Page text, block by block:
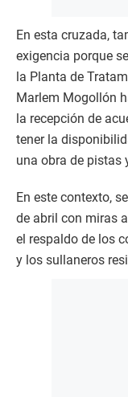
En esta cruzada,
exigencia porque
la Planta de
Marlem Mogollón
la recepción de
tener la
una obra de pistas
En este contexto,
de abril con miras
el respaldo de los
y los sullaneros